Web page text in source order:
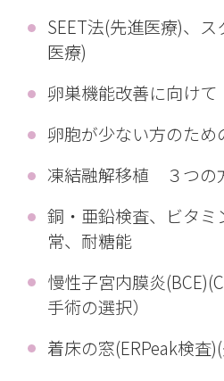
SEET法(先進医療)、
医療)
卵巣機能改善に向けて
卵胞が少ない方のため
凍結融解移植 ３つの
銅・亜鉛検査、ビタミ
常、耐糖能
慢性子宮内膜炎
手術の選択）
着床の窓(ERPeak検査